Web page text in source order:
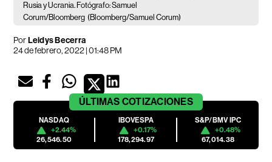
Rusia y Ucrania. Fotógrafo: Samuel
Corum/Bloomberg (Bloomberg/Samuel Corum)
PorLeidys Becerra
24 de febrero, 2022 | 01:48 PM
ÚLTIMAS COTIZACIONES
NASDAQ
+2.44%
26,546.50
IBOVESPA
+0.17%
178,294.97
S&P/BMV IPC
+0.48%
67,014.38